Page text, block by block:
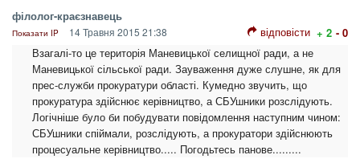
філолог-краєзнавець
Показати IP 14 Травня 2015 21:38 відповісти + 2 - 0
Взагалі-то це територія Маневицької селищної ради, а не
Маневицької сільської ради. Зауваження дуже слушне, як для
прес-служби прокуратури області. Кумедно звучить, що
прокуратура здійснює керівництво, а СБУшники розслідують.
Логічніше було би побудувати повідомлення наступним чином:
СБУшники спіймали, розслідують, а прокуратори здійснюють
процесуальне керівництво..... Погодьтесь панове.........